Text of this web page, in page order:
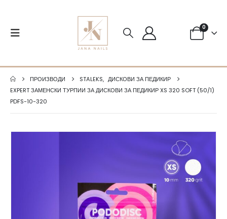
0
ПРОИЗВОДИ STALEKS, ДИСКОВИ ЗА ПЕДИКИР
EXPERT ЗАМЕНСКИ ТУРПИИ ЗА ДИСКОВИ ЗА ПЕДИКИР XS 320 SOFT (50/1)
PDFS-10-320